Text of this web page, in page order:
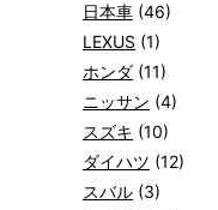
日本車 (46)
LEXUS (1)
ホンダ (11)
ニッサン (4)
スズキ (10)
ダイハツ (12)
スバル (3)